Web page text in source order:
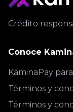
Crédito
Conoce
KaminaPay
Términos y
Términos y